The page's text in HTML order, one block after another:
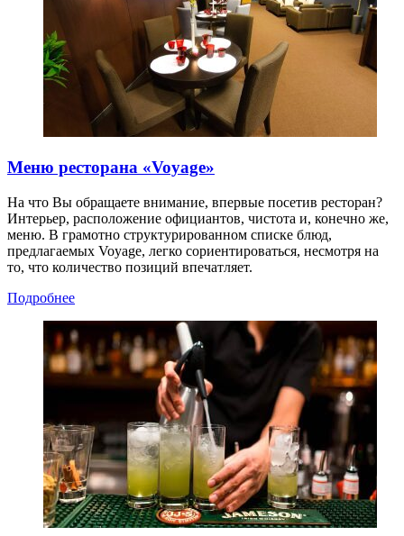
Меню ресторана «Voyage»
На что Вы обращаете внимание, впервые посетив ресторан?
Интерьер, расположение официантов, чистота и, конечно же,
меню. В грамотно структурированном списке блюд,
предлагаемых Voyage, легко сориентироваться, несмотря на
то, что количество позиций впечатляет.
Подробнее